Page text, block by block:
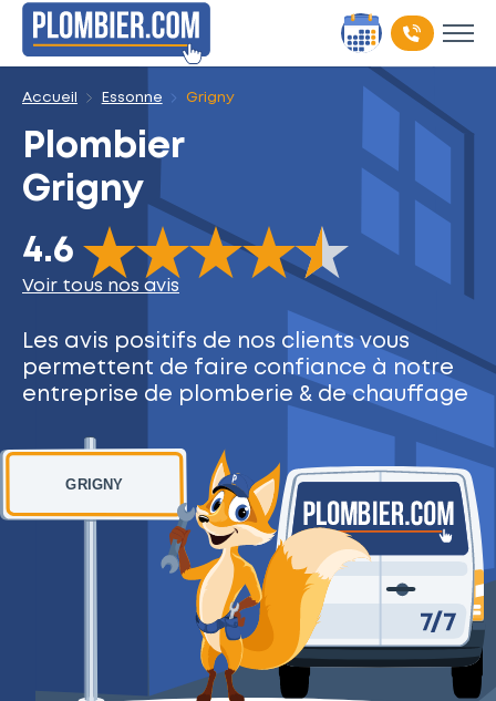
Accueil Essonne Grigny
Plombier
Grigny
4.6
The rating of this product is 4.6out of 5
Voir tous nos avis
Les avis positifs de nos clientsvous
permettent de faire confiance à notre
entreprise de plomberie & de chauffage
GRIGNY